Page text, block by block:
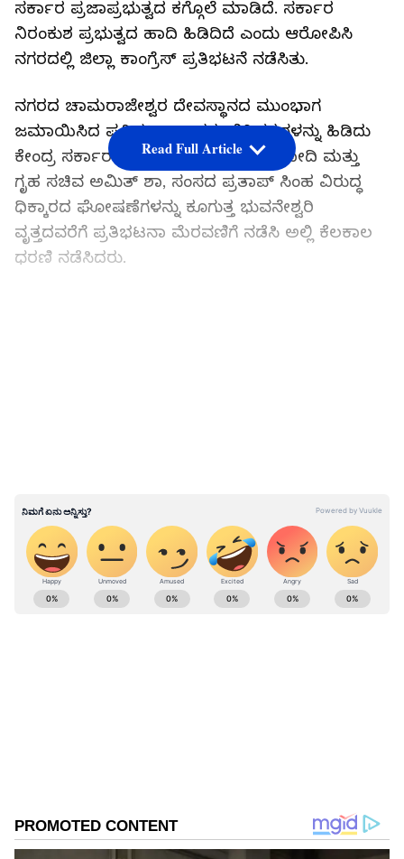
ಸರ್ಕಾರ ಪ್ರಜಾಪ್ರಭುತ್ವದ ಕಗ್ಗೊಲೆ ಮಾಡಿದೆ. ಸರ್ಕಾರ
ನಿರಂಕುಶ ಪ್ರಭುತ್ವದ ಹಾದಿ ಹಿಡಿದಿದೆ ಎಂದು ಆರೋಪಿಸಿ
ನಗರದಲ್ಲಿ ಜಿಲ್ಲಾ ಕಾಂಗ್ರೆಸ್ ಪ್ರತಿಭಟನೆ ನಡೆಸಿತು.
ನಗರದ ಚಾಮರಾಜೇಶ್ವರ ದೇವಸ್ಥಾನದ ಮುಂಭಾಗ
ಜಮಾಯಿಸಿದ ಪ್ರತಿಭಟನಾಕಾರರು ಭಿತ್ತಿಪತ್ರಗಳನ್ನು ಹಿಡಿದು
ಕೇಂದ್ರ ಸರ್ಕಾರ ಮತ್ತು ಪ್ರಧಾನಿ ನರೇಂದ್ರ ಮೋದಿ ಮತ್ತು
ಗೃಹ ಸಚಿವ ಅಮಿತ್ ಶಾ, ಸಂಸದ ಪ್ರತಾಪ್ ಸಿಂಹ ವಿರುದ್ಧ
ಧಿಕ್ಕಾರದ ಘೋಷಣೆಗಳನ್ನು ಕೂಗುತ್ತ ಭುವನೇಶ್ವರಿ
ವೃತ್ತದವರೆಗೆ ಪ್ರತಿಭಟನಾ ಮೆರವಣಿಗೆ ನಡೆಸಿ ಅಲ್ಲಿ ಕೆಲಕಾಲ
ಧರಣಿ ನಡೆಸಿದರು.
Read Full Article
ABOUT THE AUTHOR